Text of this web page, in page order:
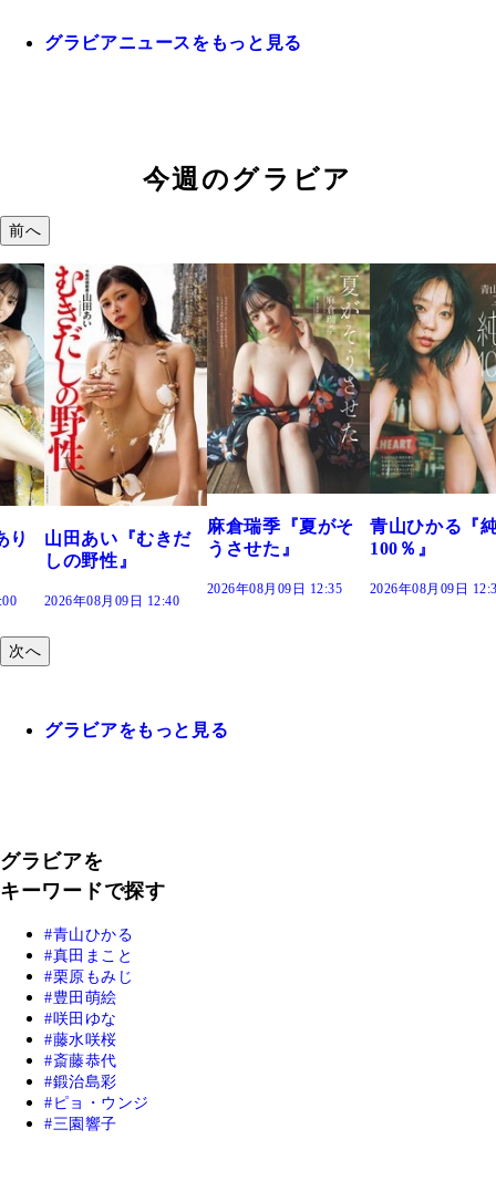
グラビアニュースをもっと見る
今週のグラビア
前へ
だ
麻倉瑞季『夏がそ
うさせた』
青山ひかる『純度
100％』
2026年08月09日 12:30
溝端 葵『もう
つの、あおい
で。』
2026年08月09日
次へ
グラビアをもっと見る
グラビアを
キーワードで探す
青山ひかる
真田まこと
栗原もみじ
豊田萌絵
咲田ゆな
藤水咲桜
斎藤恭代
鍛治島彩
ピョ・ウンジ
三園響子